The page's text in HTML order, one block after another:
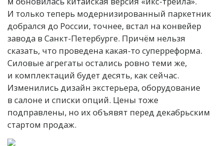
И только теперь модернизированный паркетник
добрался до России, точнее, встал на конвейер
завода в Санкт-Петербурге. Причём нельзя
сказать, что проведена какая-то суперреформа.
Силовые агрегаты остались ровно теми же,
и комплектаций будет десять, как сейчас.
Изменились дизайн экстерьера, оборудование
в салоне и списки опций. Цены тоже
подправлены, но их объявят перед декабрьским
стартом продаж.